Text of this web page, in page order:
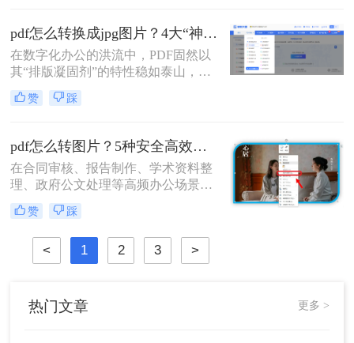
十页甚至上百页的PDF文件时，一页
页截图显然不现实。那么，多页 PDF
如何一次性转成多张图片呢？本文将
为你推荐几种有效的方法，并附带详
细的操作步骤和注意事项。
pdf怎么转换成jpg图片？4大“神操作”让文件处理效率飙升！
在数字化办公的洪流中，PDF固然以
其“排版凝固剂”的特性稳如泰山，但
当我们需要快速分享、即时预览或二
次编辑时，它往往变成了一堵厚重的
不仅是格式的跃迁，更是工作流的彻
底解放。那么pdf怎么转换成jpg图片​
呢？
赞 踩
pdf怎么转图片？5种安全高效实测方法！
在合同审核、报告制作、学术资料整
理、政府公文处理等高频办公场景
中，将PDF精准转换为图片格式（如
JPG/PNG）是效率刚需，却也是“翻
车”重灾区：文字模糊、图片变形、
分辨率丢失、敏感信息泄露……更严
峻的是，2026年国家网信办通报多起
泄露事件！
赞 踩
< 1 2 3 >
热门文章 更多 >